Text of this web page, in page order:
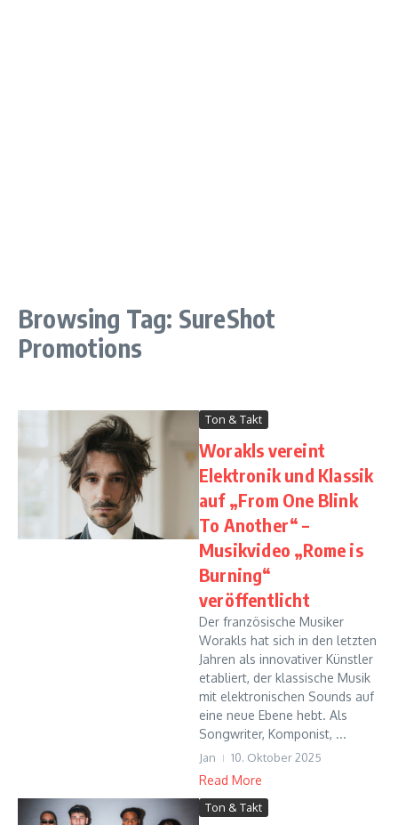
Browsing Tag: SureShot
Promotions
Ton & Takt
Worakls vereint
Elektronik und Klassik
auf „From One Blink
To Another“ –
Musikvideo „Rome is
Burning“
veröffentlicht
Der französische Musiker
Worakls hat sich in den letzten
Jahren als innovativer Künstler
etabliert, der klassische Musik
mit elektronischen Sounds auf
eine neue Ebene hebt. Als
Songwriter, Komponist, ...
Jan 10. Oktober 2025
Read More
Ton & Takt